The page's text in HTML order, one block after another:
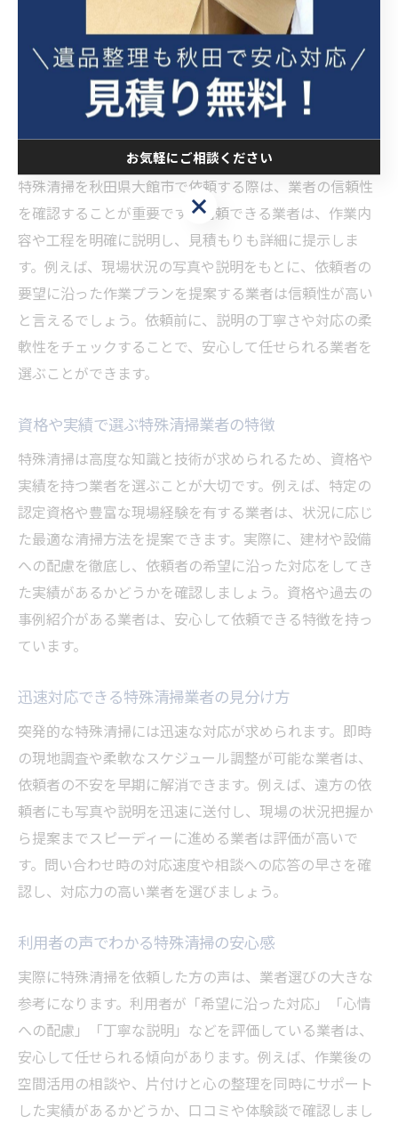
信頼できる特殊清掃を見極めるポ
イント
特殊清掃の信頼性を確認するチェック項目
特殊清掃を秋田県大館市で依頼する際は、業者の信頼性
を確認することが重要です。信頼できる業者は、作業内
容や工程を明確に説明し、見積もりも詳細に提示しま
す。例えば、現場状況の写真や説明をもとに、依頼者の
要望に沿った作業プランを提案する業者は信頼性が高い
と言えるでしょう。依頼前に、説明の丁寧さや対応の柔
軟性をチェックすることで、安心して任せられる業者を
選ぶことができます。
資格や実績で選ぶ特殊清掃業者の特徴
特殊清掃は高度な知識と技術が求められるため、資格や
実績を持つ業者を選ぶことが大切です。例えば、特定の
認定資格や豊富な現場経験を有する業者は、状況に応じ
た最適な清掃方法を提案できます。実際に、建材や設備
への配慮を徹底し、依頼者の希望に沿った対応をしてき
た実績があるかどうかを確認しましょう。資格や過去の
事例紹介がある業者は、安心して依頼できる特徴を持っ
ています。
迅速対応できる特殊清掃業者の見分け方
突発的な特殊清掃には迅速な対応が求められます。即時
の現地調査や柔軟なスケジュール調整が可能な業者は、
依頼者の不安を早期に解消できます。例えば、遠方の依
頼者にも写真や説明を迅速に送付し、現場の状況把握か
ら提案までスピーディーに進める業者は評価が高いで
す。問い合わせ時の対応速度や相談への応答の早さを確
認し、対応力の高い業者を選びましょう。
利用者の声でわかる特殊清掃の安心感
実際に特殊清掃を依頼した方の声は、業者選びの大きな
参考になります。利用者が「希望に沿った対応」「心情
への配慮」「丁寧な説明」などを評価している業者は、
安心して任せられる傾向があります。例えば、作業後の
空間活用の相談や、片付けと心の整理を同時にサポート
した実績があるかどうか、口コミや体験談で確認しまし
お気軽にご相談ください
お気軽にご相談ください